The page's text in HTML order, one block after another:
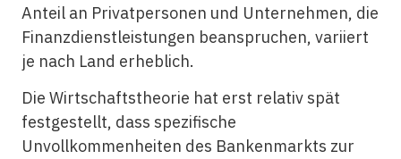
Anteil an Privatpersonen und Unternehmen, die
Finanzdienstleistungen beanspruchen, variiert
je nach Land erheblich.
Die Wirtschaftstheorie hat erst relativ spät
festgestellt, dass spezifische
Unvollkommenheiten des Bankenmarkts zur